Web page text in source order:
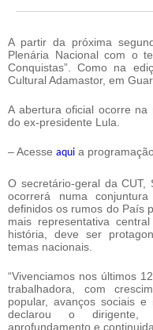
A partir da próxima
Plenária Nacional com o
Conquistas”. Como na
Cultural Adamastor, em
A abertura oficial ocorre
do ex-presidente Lula.
– Acesse aqui a
O secretário-geral da CUT,
ocorrerá numa
definidos os rumos do País
mais representativa
história, deve ser
temas nacionais.
“Vivenciamos nos últimos
trabalhadora, com
popular, avanços sociais e
declarou o dirigente,
aprofundamento e